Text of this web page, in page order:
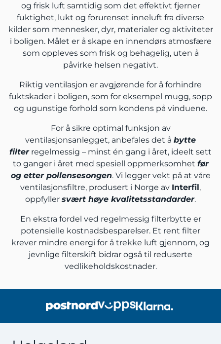
og frisk luft samtidig som det effektivt fjerner
fuktighet, lukt og forurenset inneluft fra diverse
kilder som mennesker, dyr, materialer og aktiviteter
i boligen. Målet er å skape en innendørs atmosfære
som oppleves som frisk og behagelig, uten å
påvirke helsen negativt.
Riktig ventilasjon er avgjørende for å forhindre
fuktskader i boligen, som for eksempel mugg, sopp
og ugunstige forhold som kondens på vinduene.
For å sikre optimal funksjon av
ventilasjonsanlegget, anbefales det å bytte
filterregelmessig – minst én gang i året, ideelt sett
to ganger i året med spesiell oppmerksomhet før
og etter pollensesongen. Vi legger vekt på at våre
ventilasjonsfiltre, produsert i Norge av Interfil,
oppfyller svært høye kvalitetsstandarder.
En ekstra fordel ved regelmessig filterbytte er
potensielle kostnadsbesparelser. Et rent filter
krever mindre energi for å trekke luft gjennom, og
jevnlige filterskift bidrar også til reduserte
vedlikeholdskostnader.